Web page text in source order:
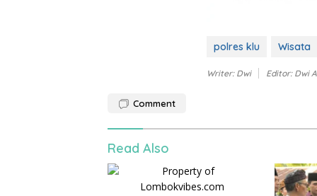
polres klu Wisata
Writer: Dwi Editor: Dwi
Comment
Read Also